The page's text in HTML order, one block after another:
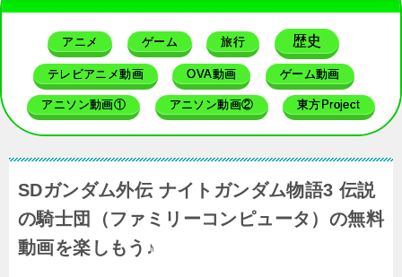
アニメ ゲーム 旅行 歴史
テレビアニメ動画 OVA動画 ゲーム動画
アニソン動画① アニソン動画② 東方Project
SDガンダム外伝 ナイトガンダム物語3 伝説
の騎士団（ファミリーコンピュータ）の無料
動画を楽しもう♪